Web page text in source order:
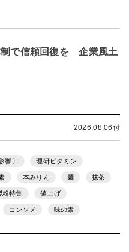
で信頼回復を 企業風土
2026.08.06付
響〕 理研ビタミン
本みりん 麺 抹茶
粉特集 値上げ
コンソメ 味の素